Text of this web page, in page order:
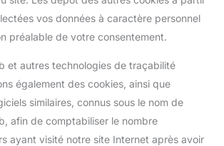
vos données à caractère personnel
préalable de votre consentement.
et autres technologies de traçabilité
également des cookies, ainsi que
similaires, connus sous le nom de
afin de comptabiliser le nombre
ayant visité notre site Internet après avoir